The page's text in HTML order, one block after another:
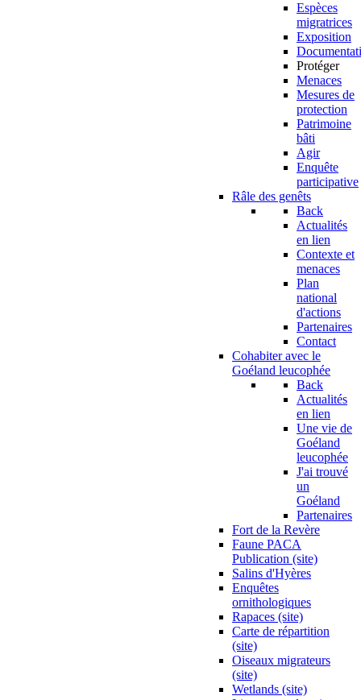
Espèces
migratrices
Exposition
Protéger
Menaces
Mesures de
protection
Patrimoine
bâti
Agir
Enquête
participative
Râle des genêts
Back
Actualités
en lien
Contexte et
menaces
Plan
national
d'actions
Partenaires
Contact
Cohabiter avec le
Goéland leucophée
Back
Actualités
en lien
Une vie de
Goéland
leucophée
J'ai trouvé
un
Goéland
Partenaires
Fort de la Revère
Faune PACA
Publication (site)
Salins d'Hyères
Enquêtes
ornithologiques
Rapaces (site)
Carte de répartition
(site)
Oiseaux migrateurs
(site)
Wetlands (site)